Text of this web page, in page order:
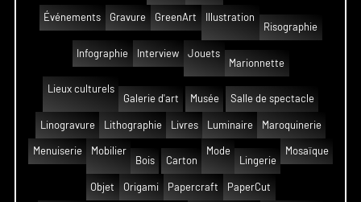
Événements Gravure GreenArt
Illustration
Risographie
Infographie Interview
Jouets
Marionnette
Lieux culturels
Galerie d'art
Musée Salle de spectacle
Linogravure Lithographie Livres Luminaire Maroquinerie
Menuiserie
Mobilier
Bois
Carton
Mode
Lingerie
Mosaïque
Objet Origami Papercraft PaperCut